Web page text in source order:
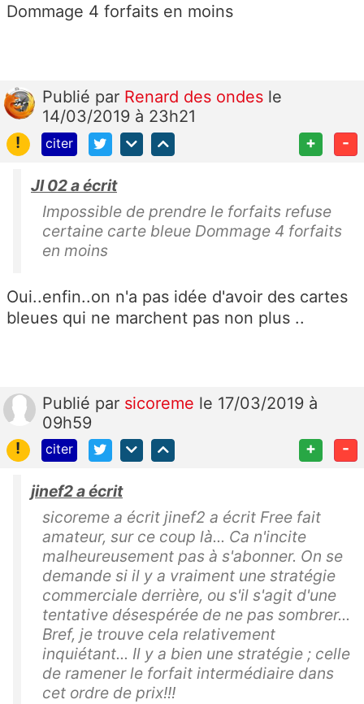
Dommage 4 forfaits en moins
Publié par Renard des ondes le
14/03/2019 à 23h21
!
citer + -
Jl 02 a écrit
Impossible de prendre le forfaits refuse
certaine carte bleue Dommage 4 forfaits
en moins
Oui..enfin..on n'a pas idée d'avoir des cartes
bleues qui ne marchent pas non plus ..
Publié par sicoreme le 17/03/2019 à
09h59
!
citer + -
jinef2 a écrit
sicoreme a écrit jinef2 a écrit Free fait
amateur, sur ce coup là... Ca n'incite
malheureusement pas à s'abonner. On se
demande si il y a vraiment une stratégie
commerciale derrière, ou s'il s'agit d'une
tentative désespérée de ne pas sombrer...
Bref, je trouve cela relativement
inquiétant... Il y a bien une stratégie ; celle
de ramener le forfait intermédiaire dans
cet ordre de prix!!!